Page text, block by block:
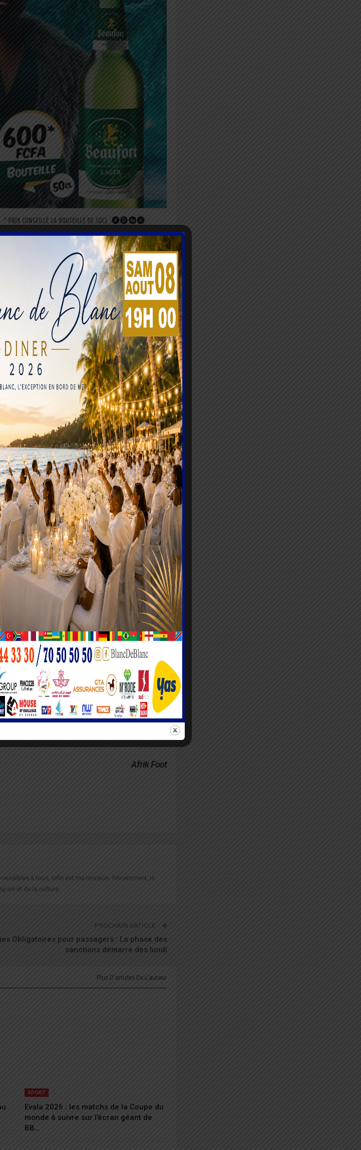
rencontres, jouant le match aller des
de football (FSF) a changé
l’absence d’enjeux puisque l’équipe
(Ferwafa). La FSF a donc adressé un
retour sur son sol. La FSF clarifie que «
pour soutenir les chances de
évolué, avec la modification du
pour un match amical en septembre. De
Selon la FSF, le règlement de la
» à domicile. Elle rappelle que l’article 16
matches au même endroit, avec
des fédérations sénégalaise et
sa position à la CAF quant à son droit
match 5 » au Sénégal, affirmant sa
les tout prochains jours.
Afrik Foot
à tous, telle est ma mission. Récemment, je
et de la culture.
PROCHAIN ARTICLE
Obligatoires pour passagers : La phase des
sanctions démarre dès lundi
Plus D'articles De L'auteur
SPORT
Evala 2026 : les matchs de la Coupe du
monde à suivre sur l’écran géant de
BB…